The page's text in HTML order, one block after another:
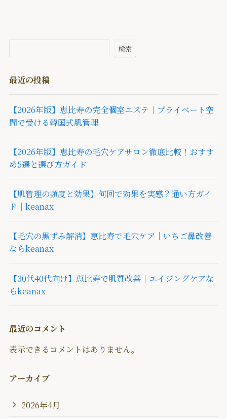
検索
最近の投稿
【2026年版】恵比寿の完全個室エステ｜プライベート空
間で受ける韓国式肌管理
【2026年版】恵比寿の毛穴ケアサロン徹底比較！おすす
め5選と選び方ガイド
【肌管理の頻度と効果】何回で効果を実感？通い方ガイ
ド｜keanax
【毛穴の黒ずみ解消】恵比寿で毛穴ケア｜いちご鼻改善
ならkeanax
【30代40代向け】恵比寿で肌質改善｜エイジングケアな
らkeanax
最近のコメント
表示できるコメントはありません。
アーカイブ
2026年4月